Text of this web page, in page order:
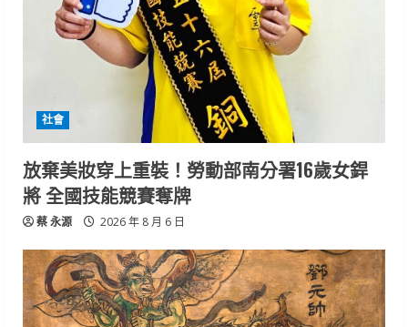
社會
放棄美妝穿上重裝！勞動部南分署16歲女銲
將 全國技能競賽奪牌
蔡 永源 2026 年 8 月 6 日